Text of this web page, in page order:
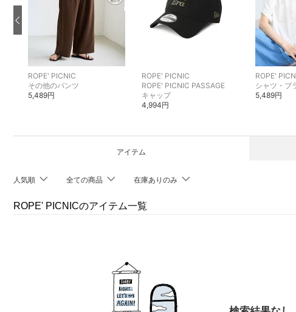
ROPE' PICNIC
その他のパンツ
5,489円
ROPE' PICNIC
ROPE' PICNIC PASSAGE
キャップ
4,994円
ROPE'
シャツ・ブ
5,489円
アイテム
人気順 全ての商品 在庫ありのみ
ROPE' PICNICのアイテム一覧